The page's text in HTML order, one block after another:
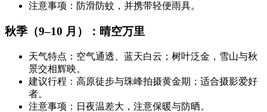
注意事项：防滑防蚊，并携带轻便雨具。
秋季（9–10 月）：晴空万里
天气特点：空气通透、蓝天白云；树叶泛金，雪山与秋
景交相辉映。
建议行程：高原徒步与珠峰拍摄黄金期；适合摄影爱好
者。
注意事项：日夜温差大，注意保暖与防晒。